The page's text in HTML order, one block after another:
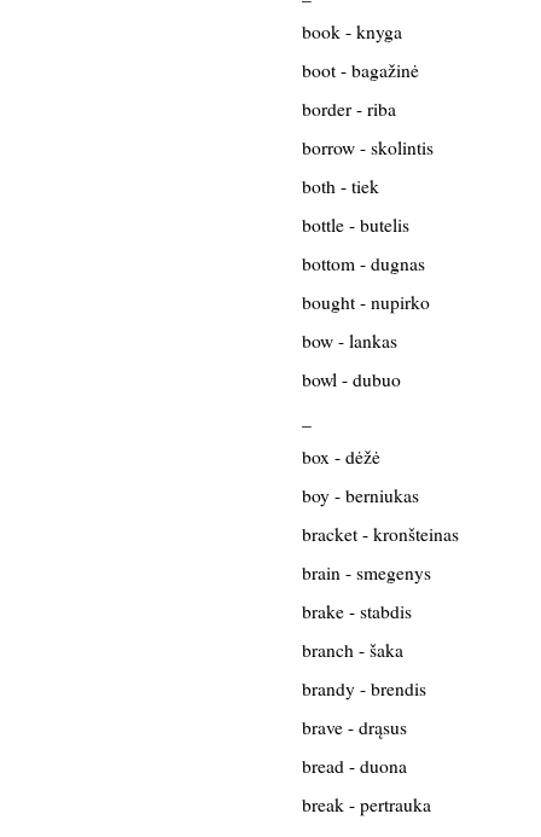
book - knyga
boot - bagažinė
border - riba
borrow - skolintis
both - tiek
bottle - butelis
bottom - dugnas
bought - nupirko
bow - lankas
bowl - dubuo
box - dėžė
boy - berniukas
bracket - kronšteinas
brain - smegenys
brake - stabdis
branch - šaka
brandy - brendis
brave - drąsus
bread - duona
break - pertrauka